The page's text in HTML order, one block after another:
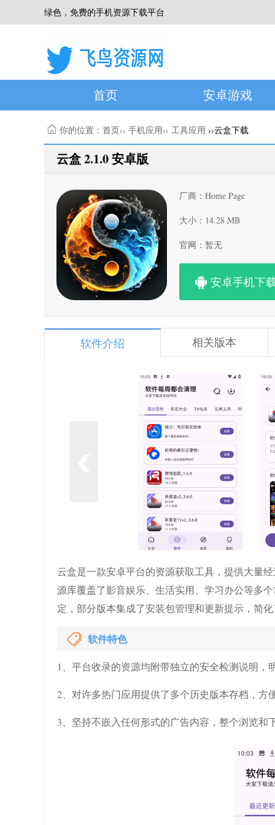
绿色，免费的手机资源下载平台
首页 安卓游戏
你的位置： 首页›› 手机应用›› 工具应用 ››云盒下载
云盒 2.1.0 安卓版
安卓手机下
厂商：Home Page
大小：14.28 MB
官网：暂无
软件介绍 相关版本
云盒是一款安卓平台的资源获取工具，提供大量
源库覆盖了影音娱乐、生活实用、学习办公等多
定，部分版本集成了安装包管理和更新提示，简
软件特色
1、平台收录的资源均附带独立的安全检测说明，
2、对许多热门应用提供了多个历史版本存档，方
3、坚持不嵌入任何形式的广告内容，整个浏览和